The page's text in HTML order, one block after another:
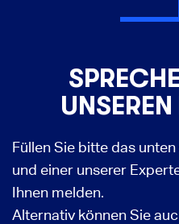
Füllen Sie bitte das
und einer unserer
Ihnen melden.
Alternativ können Sie